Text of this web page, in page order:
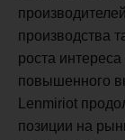
производства
роста
повышенного
Lenmiriot
позиции на